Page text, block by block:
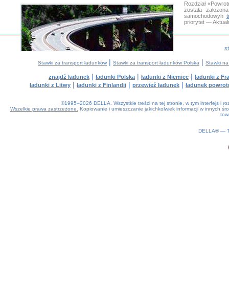
Rozdział
została
samochodowyh
priorytet —
Stawki za transport ładunków | Stawki za transport ładunków Polska | Stawki
znajdź ładunek | ładunki Polska | ładunki z Niemiec | ładunki z
ładunki z Litwy | ładunki z Finlandii | przewieź ładunek | ładunek
©1995–2026 DELLA. Wszystkie treści na tej stronie, w tym interfejs i
Wszelkie prawa zastrzeżone.
Kopiowanie i umieszczanie jakichkolwiek informacji w innych
DELLA® —